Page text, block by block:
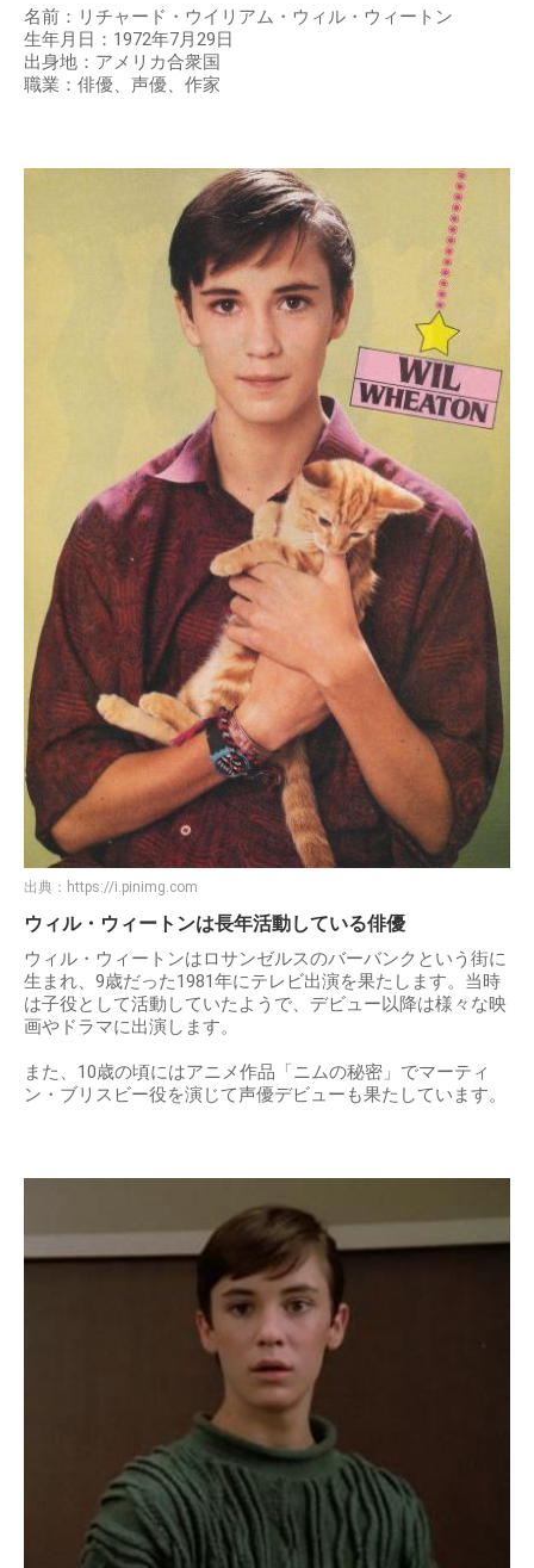
名前：リチャード・ウイリアム・ウィル・ウィートン
生年月日：1972年7月29日
出身地：アメリカ合衆国
職業：俳優、声優、作家
出典： https://i.pinimg.com
ウィル・ウィートンは長年活動している俳優
ウィル・ウィートンはロサンゼルスのバーバンクという街に
生まれ、9歳だった1981年にテレビ出演を果たします。当時
は子役として活動していたようで、デビュー以降は様々な映
画やドラマに出演します。
また、10歳の頃にはアニメ作品「ニムの秘密」でマーティ
ン・ブリスビー役を演じて声優デビューも果たしています。